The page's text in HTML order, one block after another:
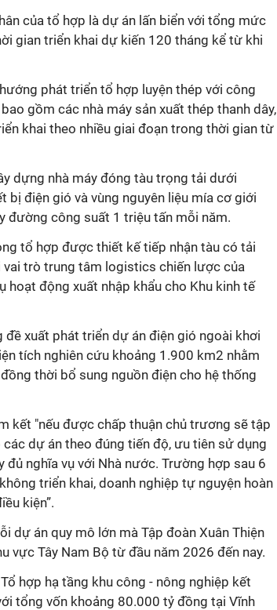
của tổ hợp là dự án lấn biển với tổng mức
gian triển khai dự kiến 120 tháng kể từ khi
phát triển tổ hợp luyện thép với công
gồm các nhà máy sản xuất thép thanh dây,
khai theo nhiều giai đoạn trong thời gian từ
dựng nhà máy đóng tàu trọng tải dưới
bị điện gió và vùng nguyên liệu mía cơ giới
đường công suất 1 triệu tấn mỗi năm.
tổ hợp được thiết kế tiếp nhận tàu có tải
trò trung tâm logistics chiến lược của
hoạt động xuất nhập khẩu cho Khu kinh tế
đề xuất phát triển dự án điện gió ngoài khơi
tích nghiên cứu khoảng 1.900 km2 nhằm
thời bổ sung nguồn điện cho hệ thống
kết "nếu được chấp thuận chủ trương sẽ tập
dự án theo đúng tiến độ, ưu tiên sử dụng
đủ nghĩa vụ với Nhà nước. Trường hợp sau 6
triển khai, doanh nghiệp tự nguyện hoàn
kiện”.
dự án quy mô lớn mà Tập đoàn Xuân Thiện
vực Tây Nam Bộ từ đầu năm 2026 đến nay.
hợp hạ tầng khu công - nông nghiệp kết
tổng vốn khoảng 80.000 tỷ đồng tại Vĩnh